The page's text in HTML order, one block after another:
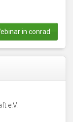
in conrad
e.V.